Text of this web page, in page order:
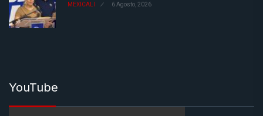
MEXICALI 6 Agosto, 2026
YouTube